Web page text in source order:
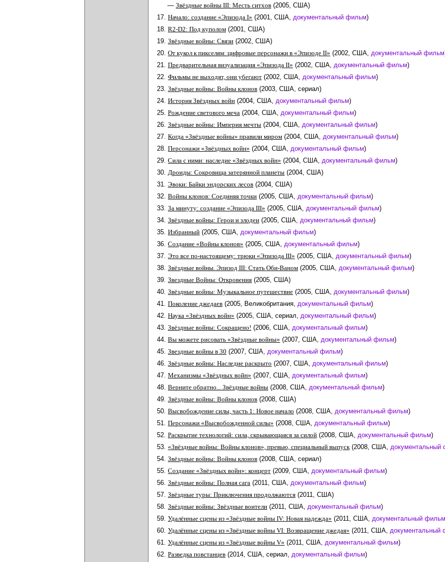
— Звёздные войны III: Месть ситхов (2005, США)
17. Начало: создание «Эпизода I» (2001, США, документальный фильм)
18. R2-D2: Под куполом (2001, США)
19. Звёздные войны: Связи (2002, США)
20. От кукол к пикселям: цифровые персонажи в «Эпизоде II» (2002, США, документальный фильм
21. Предварительная визуализация «Эпизода II» (2002, США, документальный фильм)
22. Фильмы не выходят, они убегают (2002, США, документальный фильм)
23. Звёздные войны: Войны клонов (2003, США, сериал)
24. История Звёздных войн (2004, США, документальный фильм)
25. Рождение светового меча (2004, США, документальный фильм)
26. Звёздные войны: Империя мечты (2004, США, документальный фильм)
27. Когда «Звёздные войны» правили миром (2004, США, документальный фильм)
28. Персонажи «Звёздных войн» (2004, США, документальный фильм)
29. Сила с ними: наследие «Звёздных войн» (2004, США, документальный фильм)
30. Дроиды: Сокровища затерянной планеты (2004, США)
31. Эвоки: Байки эндорских лесов (2004, США)
32. Войны клонов: Соединяя точки (2005, США, документальный фильм)
33. За минуту: создание «Эпизода III» (2005, США, документальный фильм)
34. Звёздные войны: Герои и злодеи (2005, США, документальный фильм)
35. Избранный (2005, США, документальный фильм)
36. Создание «Войны клонов» (2005, США, документальный фильм)
37. Это все по-настоящему: трюки «Эпизода III» (2005, США, документальный фильм)
38. Звёздные войны. Эпизод III: Стать Оби-Ваном (2005, США, документальный фильм)
39. Звездные Войны: Откровения (2005, США)
40. Звёздные войны: Музыкальное путешествие (2005, США, документальный фильм)
41. Поколение джедаев (2005, Великобритания, документальный фильм)
42. Наука «Звёздных войн» (2005, США, сериал, документальный фильм)
43. Звёздные войны: Сокращено! (2006, США, документальный фильм)
44. Вы можете рисовать «Звёздные войны» (2007, США, документальный фильм)
45. Звездные войны в 30 (2007, США, документальный фильм)
46. Звёздные войны: Наследие раскрыто (2007, США, документальный фильм)
47. Механизмы «Звёздных войн» (2007, США, документальный фильм)
48. Верните обратно... Звёздные войны (2008, США, документальный фильм)
49. Звёздные войны: Войны клонов (2008, США)
50. Высвобождение силы, часть 1: Новое начало (2008, США, документальный фильм)
51. Персонажи «Высвобожденной силы» (2008, США, документальный фильм)
52. Раскрытие технологий: сила, скрывающаяся за силой (2008, США, документальный фильм)
53. «Звёздные войны: Войны клонов», превью, специальный выпуск (2008, США, документальный
54. Звёздные войны: Войны клонов (2008, США, сериал)
55. Создание «Звёздных войн»: концерт (2009, США, документальный фильм)
56. Звёздные войны: Полная сага (2011, США, документальный фильм)
57. Звёздные туры: Приключения продолжаются (2011, США)
58. Звёздные войны: Звёздные воители (2011, США, документальный фильм)
59. Удалённые сцены из «Звёздные войны IV: Новая надежда» (2011, США, документальный фильм
60. Удалённые сцены из «Звёздные войны VI: Возвращение джедая» (2011, США, документальный
61. Удалённые сцены из «Звёздные войны V» (2011, США, документальный фильм)
62. Разведка повстанцев (2014, США, сериал, документальный фильм)